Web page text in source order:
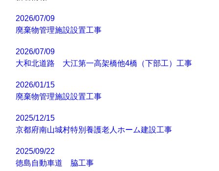
2026/07/09
廃棄物管理施設設置工事
2026/07/09
大和北道路 大江第一高架橋他4橋（下部工）工事
2026/01/15
廃棄物管理施設設置工事
2025/12/15
京都府南山城村特別養護老人ホーム建設工事
2025/09/22
徳島自動車道 脇工事